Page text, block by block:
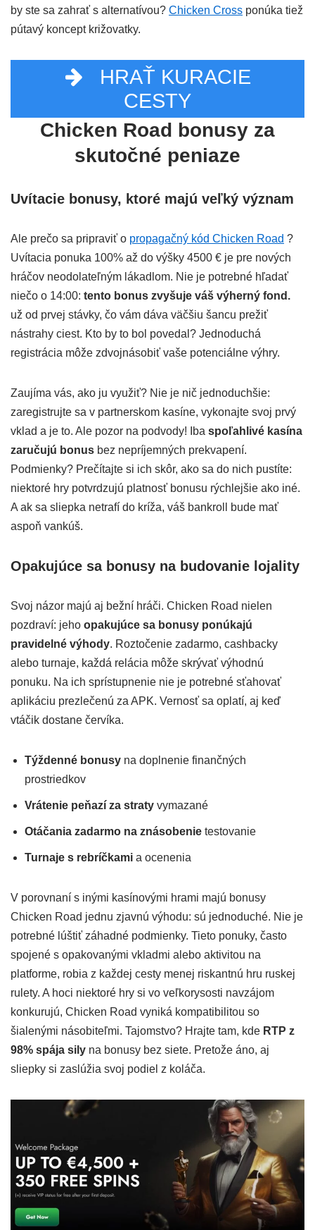
by ste sa zahrať s alternatívou? Chicken Cross ponúka tiež
pútavý koncept križovatky.
HRAŤ KURACIE
CESTY
Chicken Road bonusy za
skutočné peniaze
Uvítacie bonusy, ktoré majú veľký význam
Ale prečo sa pripraviť o propagačný kód Chicken Road ?
Uvítacia ponuka 100% až do výšky 4500 € je pre nových
hráčov neodolateľným lákadlom. Nie je potrebné hľadať
niečo o 14:00: tento bonus zvyšuje váš výherný fond.
už od prvej stávky, čo vám dáva väčšiu šancu prežiť
nástrahy ciest. Kto by to bol povedal? Jednoduchá
registrácia môže zdvojnásobiť vaše potenciálne výhry.
Zaujíma vás, ako ju využiť? Nie je nič jednoduchšie:
zaregistrujte sa v partnerskom kasíne, vykonajte svoj prvý
vklad a je to. Ale pozor na podvody! Iba spoľahlivé kasína
zaručujú bonus bez nepríjemných prekvapení.
Podmienky? Prečítajte si ich skôr, ako sa do nich pustíte:
niektoré hry potvrdzujú platnosť bonusu rýchlejšie ako iné.
A ak sa sliepka netrafí do kríža, váš bankroll bude mať
aspoň vankúš.
Opakujúce sa bonusy na budovanie lojality
Svoj názor majú aj bežní hráči. Chicken Road nielen
pozdraví: jeho opakujúce sa bonusy ponúkajú
pravidelné výhody. Roztočenie zadarmo, cashbacky
alebo turnaje, každá relácia môže skrývať výhodnú
ponuku. Na ich sprístupnenie nie je potrebné sťahovať
aplikáciu prezlečenú za APK. Vernosť sa oplatí, aj keď
vtáčik dostane červíka.
Týždenné bonusy na doplnenie finančných
prostriedkov
Vrátenie peňazí za straty vymazané
Otáčania zadarmo na znásobenie testovanie
Turnaje s rebríčkami a ocenenia
V porovnaní s inými kasínovými hrami majú bonusy
Chicken Road jednu zjavnú výhodu: sú jednoduché. Nie je
potrebné lúštiť záhadné podmienky. Tieto ponuky, často
spojené s opakovanými vkladmi alebo aktivitou na
platforme, robia z každej cesty menej riskantnú hru ruskej
rulety. A hoci niektoré hry si vo veľkorysosti navzájom
konkurujú, Chicken Road vyniká kompatibilitou so
šialenými násobiteľmi. Tajomstvo? Hrajte tam, kde RTP z
98% spája sily na bonusy bez siete. Pretože áno, aj
sliepky si zaslúžia svoj podiel z koláča.